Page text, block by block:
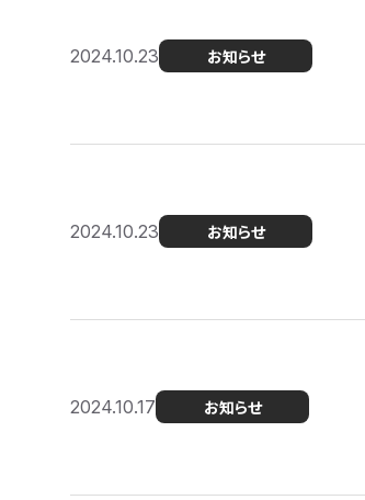
2024.10.23 お知らせ
2024.10.23 お知らせ
2024.10.17 お知らせ